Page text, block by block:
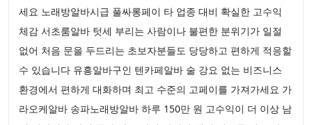
세요 노래방알바시급 풀싸롱페이 타 업종 대비 확실한 고수익
체감 서초룸알바 텃세 부리는 사람이나 불편한 분위기가 일절
없어 처음 문을 두드리는 초보자분들도 당당하고 편하게 적응할
수 있습니다 유흥알바구인 텐카페알바 술 강요 없는 비즈니스
환경에서 편하게 대화하며 최고 수준의 고페이를 가져가세요 가
라오케알바 송파노래방알바 하루 150만 원 고수익이 더 이상 남